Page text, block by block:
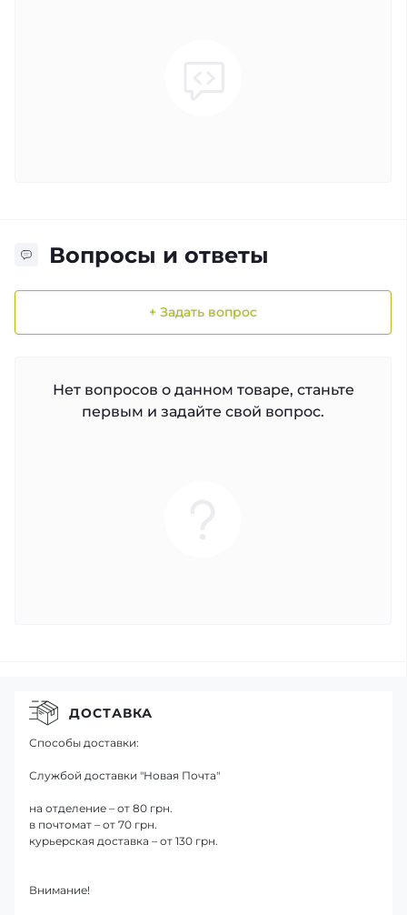
Вопросы и ответы
+ Задать вопрос
Нет вопросов о данном товаре, станьте
первым и задайте свой вопрос.
ДОСТАВКА
Способы доставки:
Службой доставки "Новая Почта"
на отделение – от 80 грн.
в почтомат – от 70 грн.
курьерская доставка – от 130 грн.
Внимание!